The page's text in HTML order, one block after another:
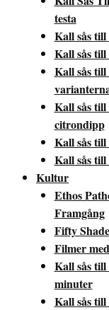
testa
Kall sås till
Kall sås till
Kall sås till
Kall sås
citrondipp
Kall sås till
Kall sås till
Kultur
Ethos
Framgång
Fifty
Filmer
Kall sås till
minuter
Kall sås till